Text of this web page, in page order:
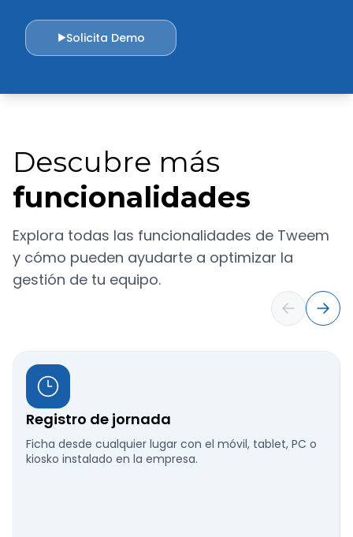
▶Solicita Demo
Descubre más
funcionalidades
Explora todas las funcionalidades de Tweem
y cómo pueden ayudarte a optimizar la
gestión de tu equipo.
Registro de jornada
Ficha desde cualquier lugar con el móvil, tablet, PC o
kiosko instalado en la empresa.